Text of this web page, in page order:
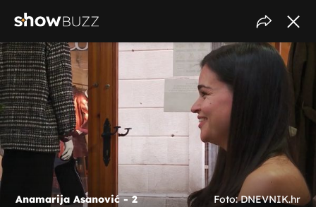
Anamarija Asanović - 2 Foto: DNEVNIK.hr